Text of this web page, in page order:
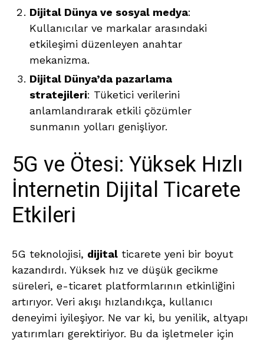
Dijital Dünya ve sosyal medya:
Kullanıcılar ve markalar arasındaki
etkileşimi düzenleyen anahtar
mekanizma.
Dijital Dünya’da pazarlama
stratejileri: Tüketici verilerini
anlamlandırarak etkili çözümler
sunmanın yolları genişliyor.
5G ve Ötesi: Yüksek Hızlı
İnternetin Dijital Ticarete
Etkileri
5G teknolojisi, dijital ticarete yeni bir boyut
kazandırdı. Yüksek hız ve düşük gecikme
süreleri, e-ticaret platformlarının etkinliğini
artırıyor. Veri akışı hızlandıkça, kullanıcı
deneyimi iyileşiyor. Ne var ki, bu yenilik, altyapı
yatırımları gerektiriyor. Bu da işletmeler için